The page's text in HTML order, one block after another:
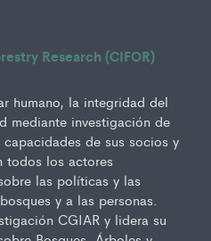
Research (CIFOR)
humano, la integridad del
mediante investigación de
de sus socios y
todos los actores
las políticas y las
y a las personas.
CGIAR y lidera su